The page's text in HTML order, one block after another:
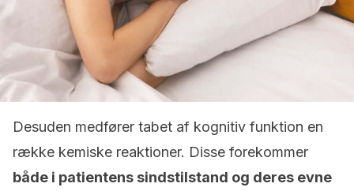
Desuden medfører tabet af kognitiv funktion en
række kemiske reaktioner. Disse forekommer
både i patientens sindstilstand og deres evne